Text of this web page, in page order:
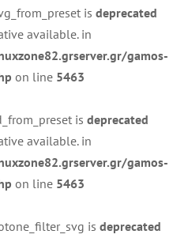
is deprecated
available. in
gamos-
on line 5463
is deprecated
available. in
gamos-
on line 5463
is deprecated